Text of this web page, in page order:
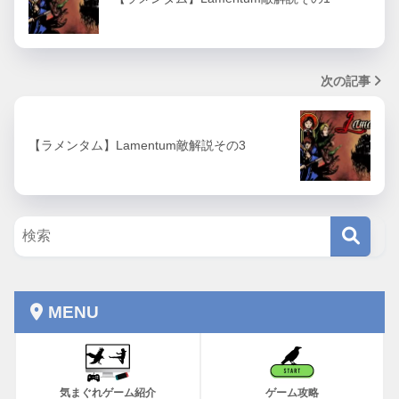
次の記事
【ラメンタム】Lamentum敵解説その3
MENU
気まぐれゲーム紹介 ゲーム攻略